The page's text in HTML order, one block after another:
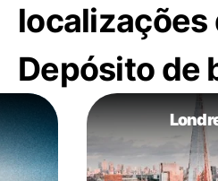
localizações
Depósito de